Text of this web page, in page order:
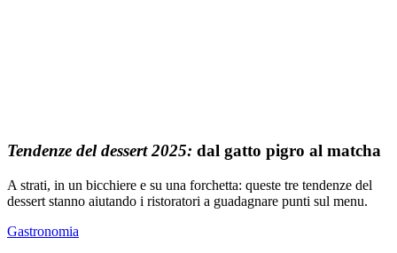
Tendenze del dessert 2025: dal gatto pigro al matcha
A strati, in un bicchiere e su una forchetta: queste tre tendenze del
dessert stanno aiutando i ristoratori a guadagnare punti sul menu.
Gastronomia